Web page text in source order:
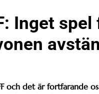
Inget
och det är fortfarande